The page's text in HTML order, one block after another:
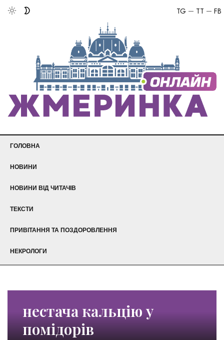
FB
TT
TG
ГОЛОВНА
НОВИНИ
НОВИНИ ВІД ЧИТАЧІВ
ТЕКСТИ
ПРИВІТАННЯ ТА ПОЗДОРОВЛЕННЯ
НЕКРОЛОГИ
нестача кальцію у
помідорів